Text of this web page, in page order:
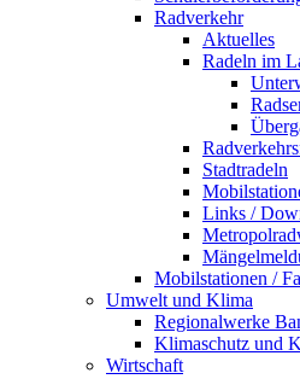
Radverkehr
Aktuelles
Radeln im
Stadtradeln
Links /
Mobilstationen /
Umwelt und Klima
Regionalwerke
Klimaschutz und
Wirtschaft